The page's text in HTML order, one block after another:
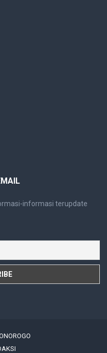
informasi terupdate